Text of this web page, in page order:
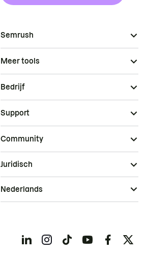
Semrush
Meer tools
Bedrijf
Support
Community
Juridisch
Nederlands